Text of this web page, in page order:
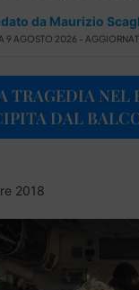
da Maurizio
9 AGOSTO 2026 -
TRAGEDIA NEL
DAL
2018